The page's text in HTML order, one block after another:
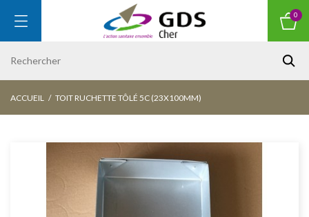
0
ACCUEIL TOIT RUCHETTE TÔLÉ 5C (23X100MM)